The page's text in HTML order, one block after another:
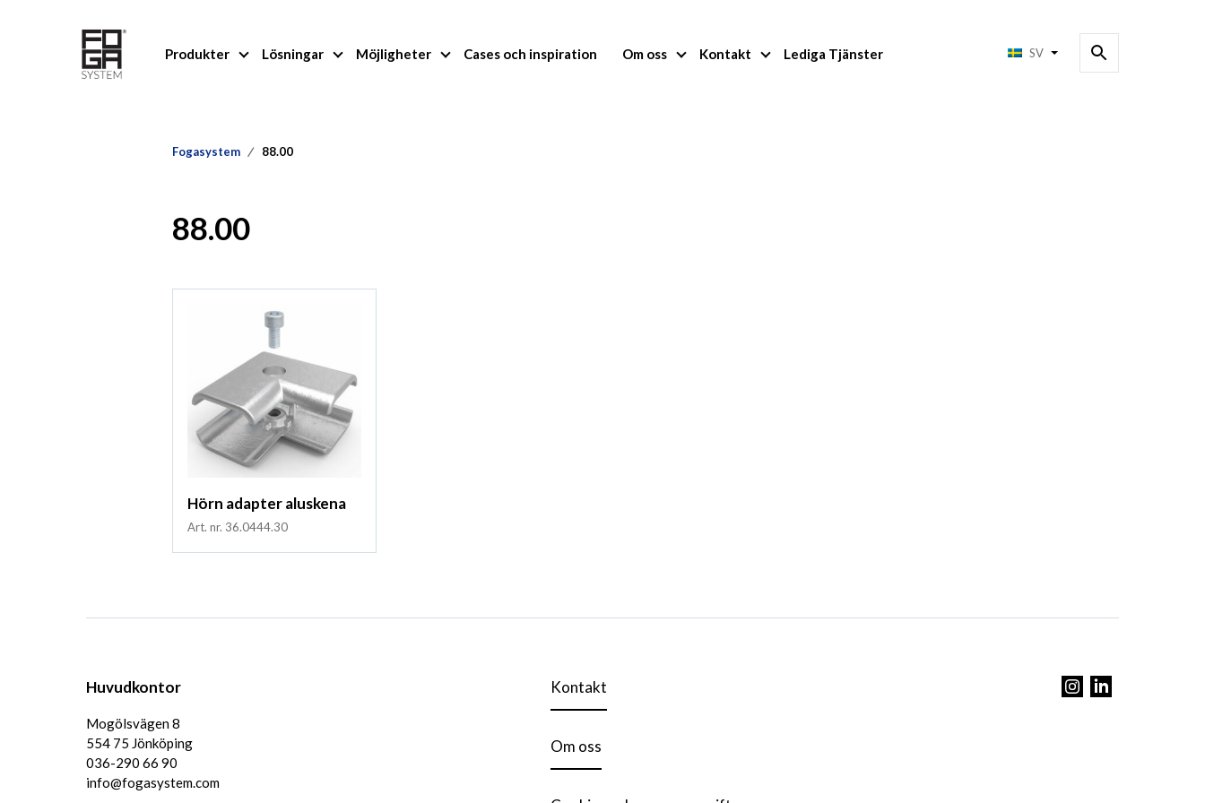
Produkter Lösningar Möjligheter Cases och inspiration Om oss Kontakt Lediga Tjänster SV
Fogasystem 88.00
88.00
Hörn adapter aluskena
Art. nr. 36.0444.30
Huvudkontor
Mogölsvägen 8
554 75 Jönköping
036-290 66 90
info@fogasystem.com
Kontakt
Om oss